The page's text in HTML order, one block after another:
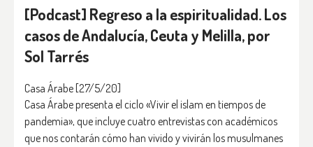
[Podcast] Regreso a la espiritualidad. Los
casos de Andalucía, Ceuta y Melilla, por
Sol Tarrés
Casa Árabe [27/5/20]
Casa Árabe presenta el ciclo «Vivir el islam en tiempos de
pandemia», que incluye cuatro entrevistas con académicos
que nos contarán cómo han vivido y vivirán los musulmanes